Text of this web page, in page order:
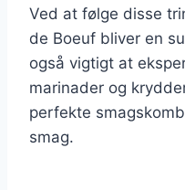
Ved at følge disse
de Boeuf bliver en
også vigtigt at
marinader og
perfekte
smag.